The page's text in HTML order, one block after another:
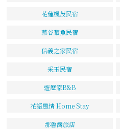
花蓮楓茂民宿
慕谷慕魚民宿
信義之家民宿
采玉民宿
遊歷家B&B
花語風情 Home Stay
那魯灣旅店